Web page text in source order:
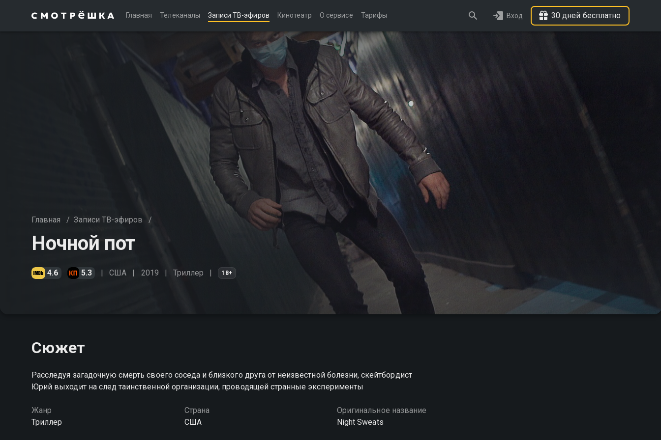
Главная Телеканалы Записи ТВ-эфиров Кинотеатр О сервисе Тарифы Вход 30 дней бесплатно
Главная / Записи ТВ-эфиров /
Ночной пот
4.6 5.3 США 2019 Триллер 18+
Сюжет
Расследуя загадочную смерть своего соседа и близкого друга от неизвестной болезни, скейтбордист
Юрий выходит на след таинственной организации, проводящей странные эксперименты
Жанр
Триллер
Страна
США
Оригинальное название
Night Sweats